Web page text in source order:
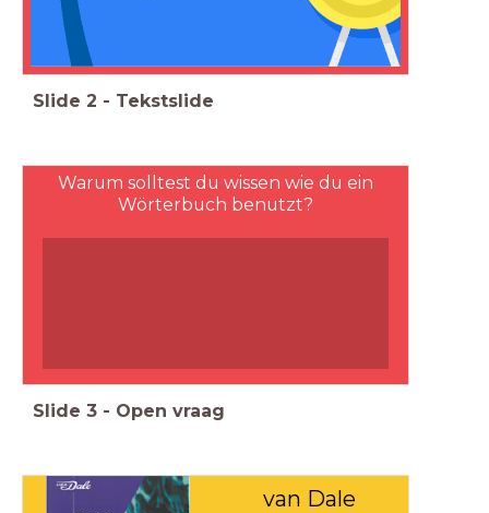
Slide 2 - Tekstslide
Warum solltest du wissen wie du ein
Wörterbuch benutzt?
Slide 3 - Open vraag
van Dale